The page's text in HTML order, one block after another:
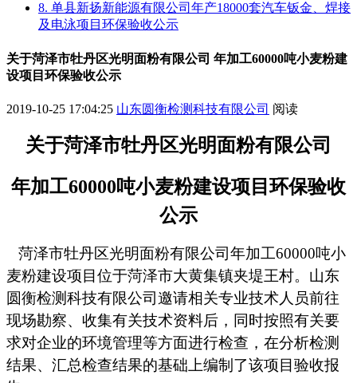
8. 单县新扬新能源有限公司年产18000套汽车钣金、焊接
及电泳项目环保验收公示
关于菏泽市牡丹区光明面粉有限公司 年加工60000吨小麦粉建
设项目环保验收公示
2019-10-25 17:04:25 山东圆衡检测科技有限公司 阅读
关于菏泽市牡丹区光明面粉有限公司
年加工60000吨小麦粉建设项目环保验收
公示
菏泽市牡丹区光明面粉有限公司年加工60000吨小
麦粉建设项目 位于菏泽市大黄集镇夹堤王村。山东
圆衡检测科技有限公司邀请相关专业技术人员前往
现场勘察、收集有关技术资料后，同时按照有关要
求对企业的环境管理等方面进行检查，在分析检测
结果、汇总检查结果的基础上编制了该项目验收报